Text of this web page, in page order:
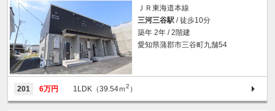
ＪＲ東海道本線
三河三谷駅 / 徒歩10分
築年 2年 / 2階建
愛知県蒲郡市三谷町九舗54
201 6万円 1LDK（39.54ｍ2 ）